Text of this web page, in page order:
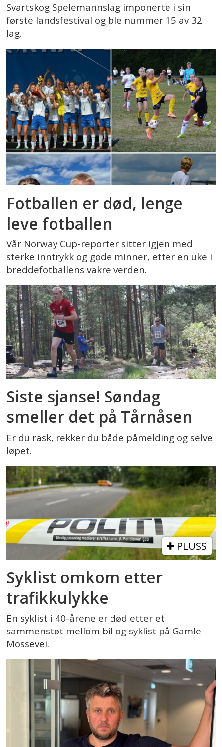
Svartskog Spelemannslag imponerte i sin
første landsfestival og ble nummer 15 av 32
lag.
Fotballen er død, lenge
leve fotballen
Vår Norway Cup-reporter sitter igjen med
sterke inntrykk og gode minner, etter en uke i
breddefotballens vakre verden.
Siste sjanse! Søndag
smeller det på Tårnåsen
Er du rask, rekker du både påmelding og selve
løpet.
PLUSS
Syklist omkom etter
trafikkulykke
En syklist i 40-årene er død etter et
sammenstøt mellom bil og syklist på Gamle
Mossevei.